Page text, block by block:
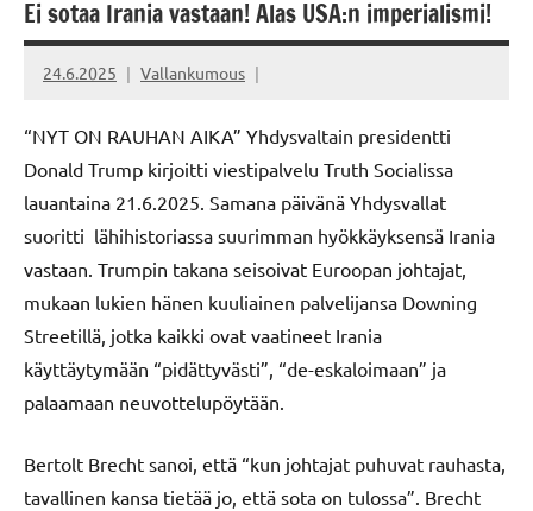
Ei sotaa Irania vastaan! Alas USA:n imperialismi!
24.6.2025 Vallankumous
“NYT ON RAUHAN AIKA” Yhdysvaltain presidentti
Donald Trump kirjoitti viestipalvelu Truth Socialissa
lauantaina 21.6.2025. Samana päivänä Yhdysvallat
suoritti lähihistoriassa suurimman hyökkäyksensä Irania
vastaan. Trumpin takana seisoivat Euroopan johtajat,
mukaan lukien hänen kuuliainen palvelijansa Downing
Streetillä, jotka kaikki ovat vaatineet Irania
käyttäytymään “pidättyvästi”, “de-eskaloimaan” ja
palaamaan neuvottelupöytään.
Bertolt Brecht sanoi, että “kun johtajat puhuvat rauhasta,
tavallinen kansa tietää jo, että sota on tulossa”. Brecht